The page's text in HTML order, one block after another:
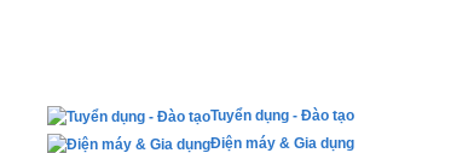
Tuyển dụng - Đào tạo
Điện máy & Gia dụng